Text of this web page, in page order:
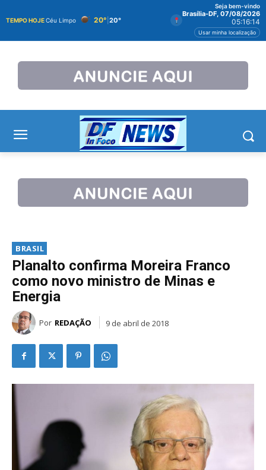
TEMPO HOJECéu Limpo 20° 20°
Seja bem-vindo
Brasília-DF, 07/08/2026
05:16:14
Usar minha localização
BRASIL
Planalto confirma Moreira Franco
como novo ministro de Minas e
Energia
Por REDAÇÃO 9 de abril de 2018